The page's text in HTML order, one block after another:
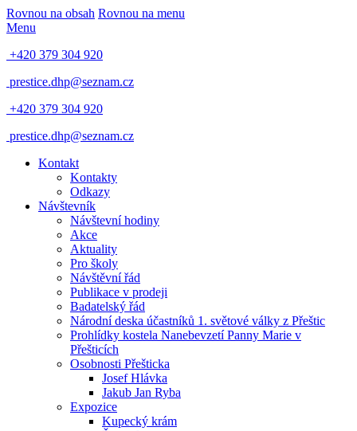
Rovnou na obsah Rovnou na menu
Menu
+420 379 304 920
prestice.dhp@seznam.cz
+420 379 304 920
prestice.dhp@seznam.cz
Kontakt
Kontakty
Odkazy
Návštevník
Návštevní hodiny
Akce
Aktuality
Pro školy
Návštěvní řád
Publikace v prodeji
Badatelský řád
Národní deska účastníků 1. světové války z Přeštic
Prohlídky kostela Nanebevzetí Panny Marie v
Přešticích
Osobnosti Přešticka
Josef Hlávka
Jakub Jan Ryba
Expozice
Kupecký krám